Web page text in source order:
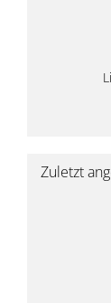
Zuletzt